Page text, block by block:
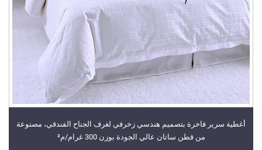
أغطية سرير فاخرة بتصميم هندسي زخرفي لغرف الجناح الفندقي، مصنوعة
من قطن ساتان عالي الجودة بوزن 300 غرام/م²